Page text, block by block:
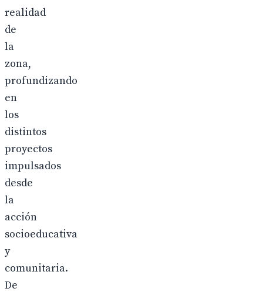
realidad
de
la
zona,
profundizando
en
los
distintos
proyectos
impulsados
desde
la
acción
socioeducativa
y
comunitaria.
De